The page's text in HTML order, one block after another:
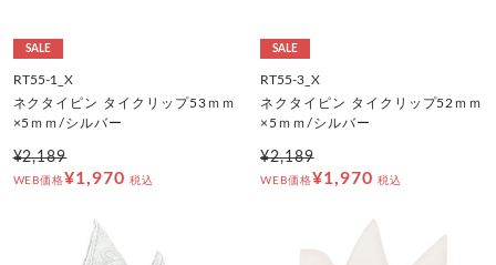
SALE
RT55-1_X
ネクタイピン タイクリップ53ｍｍ
×5ｍｍ/シルバー
¥2,189
WEB価格¥1,970 税込
SALE
RT55-3_X
ネクタイピン タイクリップ52ｍｍ
×5ｍｍ/シルバー
¥2,189
WEB価格¥1,970 税込